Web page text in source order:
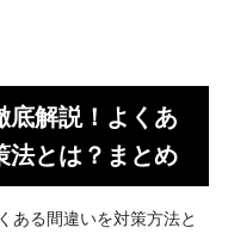
底解説！よくあ
法とは？まとめ
ある間違いを対策方法と